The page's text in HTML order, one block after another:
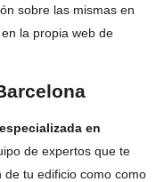
sobre las mismas en
la propia web de
en
de expertos que te
tu edificio como como